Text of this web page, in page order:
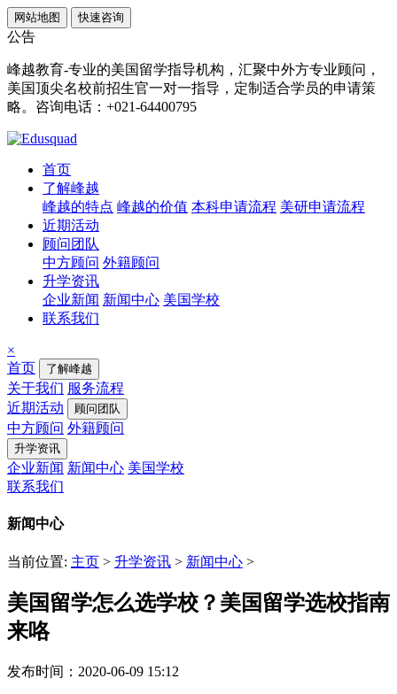
网站地图 快速咨询
公告
峰越教育-专业的美国留学指导机构，汇聚中外方专业顾问，
美国顶尖名校前招生官一对一指导，定制适合学员的申请策
略。咨询电话：+021-64400795
首页
了解峰越
峰越的特点 峰越的价值 本科申请流程 美研申请流程
近期活动
顾问团队
中方顾问 外籍顾问
升学资讯
企业新闻 新闻中心 美国学校
联系我们
×
首页
了解峰越
关于我们 服务流程
近期活动
顾问团队
中方顾问 外籍顾问
升学资讯
企业新闻 新闻中心 美国学校
联系我们
新闻中心
当前位置: 主页 > 升学资讯 > 新闻中心 >
美国留学怎么选学校？美国留学选校指南
来咯
发布时间：2020-06-09 15:12